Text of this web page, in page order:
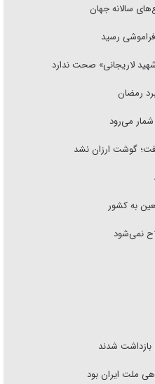
سالانه جهان
فراموشی رسید
شهید لاریجانی» صحت ندارد
رمضان
می‌رود
نمی‌شود
ملت ایران بود